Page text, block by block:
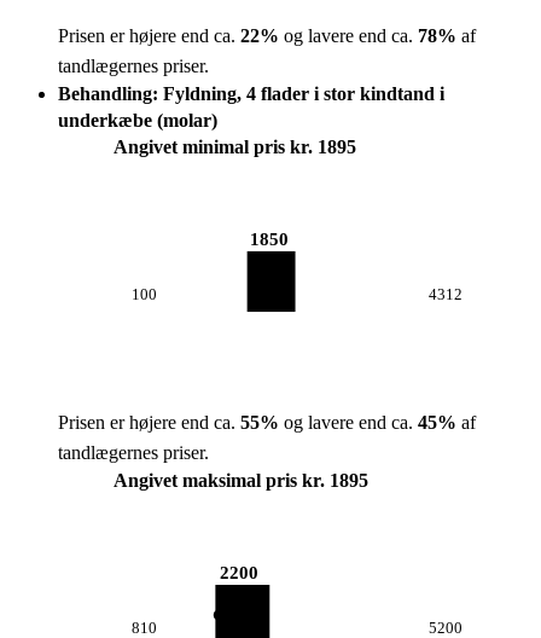
Prisen er højere end ca. 22% og lavere end ca. 78% af
tandlægernes priser.
Behandling: Fyldning, 4 flader i stor kindtand i
underkæbe (molar)
Angivet minimal pris kr. 1895
100
1850
4312
Prisen er højere end ca. 55% og lavere end ca. 45% af
tandlægernes priser.
Angivet maksimal pris kr. 1895
810
2200
5200